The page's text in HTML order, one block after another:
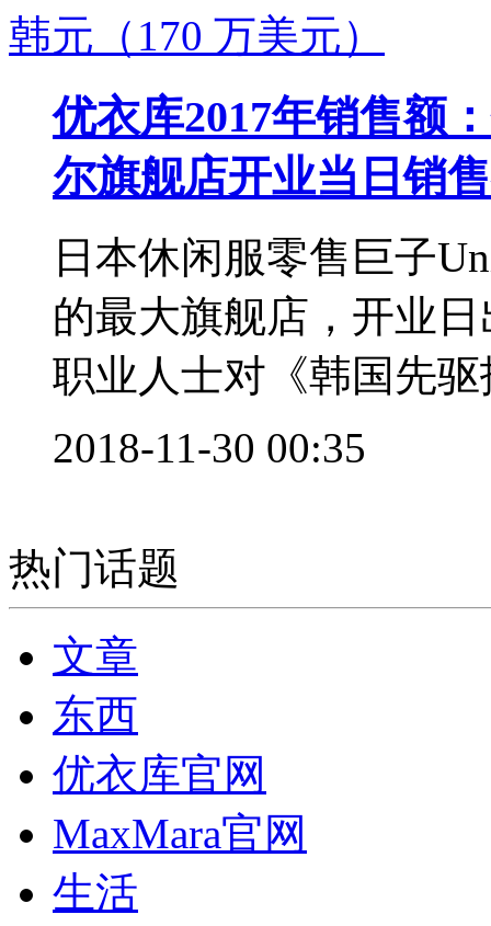
优衣库2017年销售额
尔旗舰店开业当日销
日本休闲服零售巨子
的最大旗舰店，开业
职业人士对《韩国先驱
2018-11-30 00:35
热门话题
文章
东西
优衣库官网
MaxMara官网
生活